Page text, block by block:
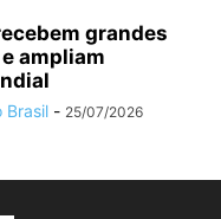
grandes
ampliam
Brasil - 25/07/2026